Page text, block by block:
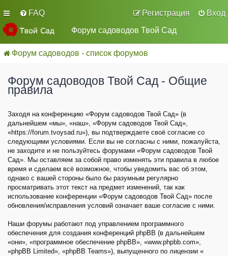
FAQ Вход
Регистрация
Форум садоводов Твой Сад
Форум садоводов - список форумов
Форум садоводов Твой Сад - Общие
правила
Заходя на конференцию «Форум садоводов Твой Сад» (в
дальнейшем «мы», «наш», «Форум садоводов Твой Сад»,
«https://forum.tvoysad.ru»), вы подтверждаете своё согласие со
следующими условиями. Если вы не согласны с ними, пожалуйста,
не заходите и не пользуйтесь форумами «Форум садоводов Твой
Сад». Мы оставляем за собой право изменять эти правила в любое
время и сделаем всё возможное, чтобы уведомить вас об этом,
однако с вашей стороны было бы разумным регулярно
просматривать этот текст на предмет изменений, так как
использование конференции «Форум садоводов Твой Сад» после
обновления/исправления условий означает ваше согласие с ними.
Наши форумы работают под управлением программного
обеспечения для создания конференций phpBB (в дальнейшем
«они», «программное обеспечение phpBB», «www.phpbb.com»,
«phpBB Limited», «phpBB Teams»), выпущенного по лицензии «